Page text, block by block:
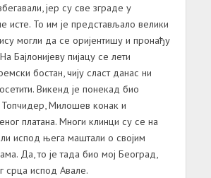
јер су све зграде у
исте. То им је представљало велики
могли да се оријентишу и пронађу
Бајлонијеву пијацу се лети
бостан, чију сласт данас ни
Викенд је понекад био
Топчидер, Милошев конак и
платана. Многи клинци су се на
испод њега маштали о својим
Да, то је тада био мој Београд,
срца испод Авале.